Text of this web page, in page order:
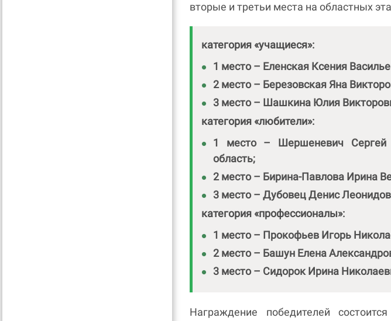
вторые и третьи места на областных
категория «учащиеся»:
1 место – Еленская Ксения
2 место – Березовская Яна
3 место – Шашкина Юлия
категория «любители»:
1 место – Шершеневич Сергей
область;
2 место – Бирина-Павлова Ирина
3 место – Дубовец Денис
категория «профессионалы»:
1 место – Прокофьев Игорь
2 место – Башун Елена
3 место – Сидорок Ирина
Награждение победителей